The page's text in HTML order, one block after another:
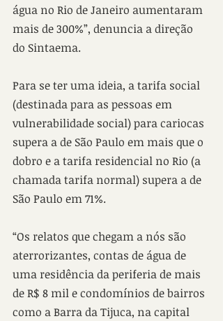
água no Rio de Janeiro aumentaram
mais de 300%”, denuncia a direção
do Sintaema.
Para se ter uma ideia, a tarifa social
(destinada para as pessoas em
vulnerabilidade social) para cariocas
supera a de São Paulo em mais que o
dobro e a tarifa residencial no Rio (a
chamada tarifa normal) supera a de
São Paulo em 71%.
“Os relatos que chegam a nós são
aterrorizantes, contas de água de
uma residência da periferia de mais
de R$ 8 mil e condomínios de bairros
como a Barra da Tijuca, na capital